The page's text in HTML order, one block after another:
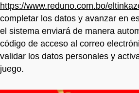
https://www.reduno.com.bo/
completar los datos y avanzar en
el sistema enviará de manera
código de acceso al correo
validar los datos personales y
juego.